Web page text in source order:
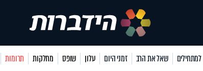
למתחילים שאל את הרב זמני היום עלון שופס מחלקות תרומות